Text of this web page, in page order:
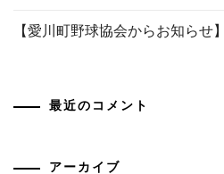
【愛川町野球協会からお知らせ】
最近のコメント
アーカイブ